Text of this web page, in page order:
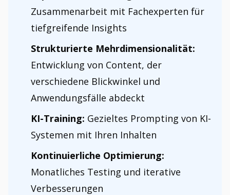
Zusammenarbeit mit Fachexperten für
tiefgreifende Insights
Strukturierte Mehrdimensionalität:
Entwicklung von Content, der
verschiedene Blickwinkel und
Anwendungsfälle abdeckt
KI-Training: Gezieltes Prompting von KI-
Systemen mit Ihren Inhalten
Kontinuierliche Optimierung:
Monatliches Testing und iterative
Verbesserungen